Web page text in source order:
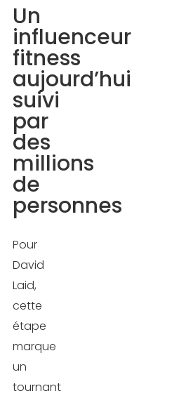
Un
influenceur
fitness
aujourd’hui
suivi
par
des
millions
de
personnes
Pour
David
Laid,
cette
étape
marque
un
tournant